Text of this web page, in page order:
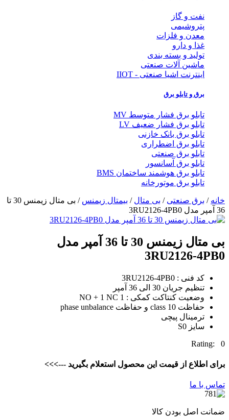
نفت و گاز
پتروشیمی
معدن و فلزات
غذا و دارو
تولید و بسته بندی
ماشین آلات صنعتی
اینترنت اشیا صنعتی - IIOT
برق و تابلو برق
تابلو برق فشار متوسط MV
تابلو برق فشار ضعیف LV
تابلو برق بانک خازنی
تابلو برق اضطراری
تابلو برق صنعتی
تابلو برق آسانسور
تابلو برق هوشمند ساختمان BMS
تابلو برق موتورخانه
خانه / برق صنعتی / بی متال / بیمتال زیمنس
/ بی متال زیمنس 30 تا
36 آمپر مدل 3RU2126-4PB0
بی متال زیمنس 30 تا 36 آمپر مدل
3RU2126-4PB0
کد فنی : 3RU2126-4PB0
تنظیم جریان 30 الی 36 آمپر
وضعیت کنتاکت کمکی : 1 NO + 1 NC
حفاظت class 10 و حفاظت phase unbalance
ترمینال پیچی
سایز S0
Rating: 0
برای اطلاع از قیمت این محصول استعلام بگیرید --->>>
تماس با ما
ضمانت اصل بودن کالا